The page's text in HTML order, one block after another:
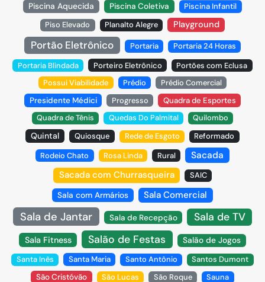
Piscina Aquecida
Piscina Coletiva
Piscina Infantil
Piso Elevado
Planalto Alegre Playground
Portão Eletrônico Portaria
Portaria 24 Horas
Portaria Blindada
Porteiro Eletrônico
Portões com Eclusa
Possui Viabilidade
Prédio
Prédio Comercial
Presidente Médici
Progresso
Quadra de Esportes
Quadra de Tênis
Quedas Do Palmital Quilombo
Quintal Quiosque Rede de Esgoto
Reformado
Rodeio Chato
Rosa Linda Rural
Sacada
Sacada com Churrasqueira
SAIC
Sala com Armários Sala Comercial
Sala de Jantar Sala de Recepção Sala de TV
Sala Fitness Salão de Festas Salão de Jogos
Santa Inês Santa Maria Santo Antônio
Santos Dumont
São Cristóvão
São Lucas São Roque
Sauna